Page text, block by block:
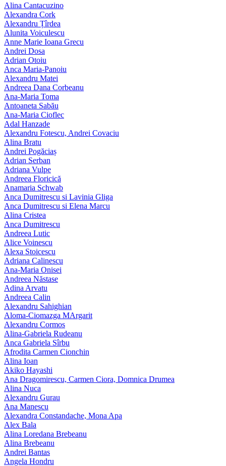
Alina Cantacuzino
Alexandra Cork
Alexandru Țîrdea
Alunita Voiculescu
Anne Marie Ioana Grecu
Andrei Dosa
Adrian Otoiu
Anca Maria-Panoiu
Alexandru Matei
Andreea Dana Corbeanu
Ana-Maria Toma
Antoaneta Sabău
Ana-Maria Cioflec
Adal Hanzade
Alexandru Fotescu, Andrei Covaciu
Alina Bratu
Andrei Pogăciaș
Adrian Serban
Adriana Vulpe
Andreea Floricică
Anamaria Schwab
Anca Dumitrescu si Lavinia Gliga
Anca Dumitrescu si Elena Marcu
Alina Cristea
Anca Dumitrescu
Andreea Lutic
Alice Voinescu
Alexa Stoicescu
Adriana Calinescu
Ana-Maria Onisei
Andreea Năstase
Adina Arvatu
Andreea Calin
Alexandru Sahighian
Aloma-Ciomazga MArgarit
Alexandru Cormos
Alina-Gabriela Rudeanu
Anca Gabriela Sîrbu
Afrodita Carmen Cionchin
Alina Ioan
Akiko Hayashi
Ana Dragomirescu, Carmen Ciora, Domnica Drumea
Alina Nuca
Alexandru Gurau
Ana Manescu
Alexandra Constandache, Mona Apa
Alex Bala
Alina Loredana Brebeanu
Alina Brebeanu
Andrei Bantas
Angela Hondru